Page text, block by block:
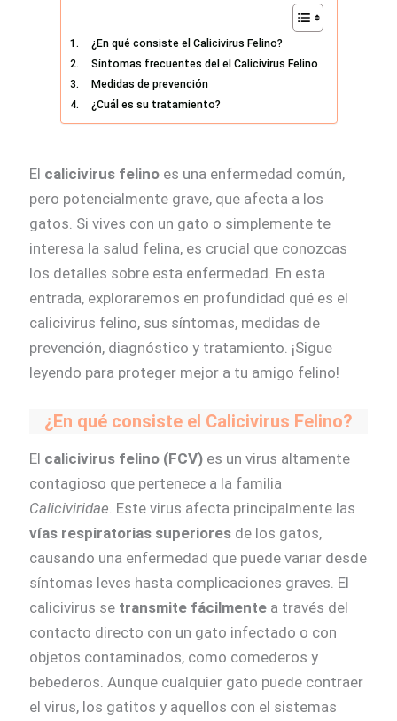
¿En qué consiste el Calicivirus Felino?
Síntomas frecuentes del el Calicivirus Felino
Medidas de prevención
¿Cuál es su tratamiento?
El calicivirus felino es una enfermedad común,
pero potencialmente grave, que afecta a los
gatos. Si vives con un gato o simplemente te
interesa la salud felina, es crucial que conozcas
los detalles sobre esta enfermedad. En esta
entrada, exploraremos en profundidad qué es el
calicivirus felino, sus síntomas, medidas de
prevención, diagnóstico y tratamiento. ¡Sigue
leyendo para proteger mejor a tu amigo felino!
¿En qué consiste el Calicivirus Felino?
El calicivirus felino (FCV) es un virus altamente
contagioso que pertenece a la familia
Caliciviridae . Este virus afecta principalmente las
vías respiratorias superiores de los gatos,
causando una enfermedad que puede variar desde
síntomas leves hasta complicaciones graves. El
calicivirus se transmite fácilmente a través del
contacto directo con un gato infectado o con
objetos contaminados, como comederos y
bebederos. Aunque cualquier gato puede contraer
el virus, los gatitos y aquellos con el sistemas